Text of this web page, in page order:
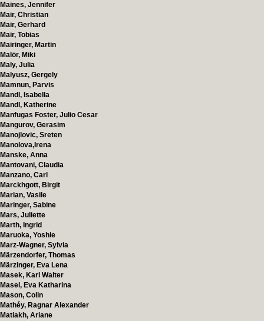
Maines, Jennifer
Mair, Christian
Mair, Gerhard
Mair, Tobias
Mairinger, Martin
Malör, Miki
Maly, Julia
Malyusz, Gergely
Mamnun, Parvis
Mandl, Isabella
Mandl, Katherine
Manfugas Foster, Julio Cesar
Mangurov, Gerasim
Manojlovic, Sreten
Manolova,Irena
Manske, Anna
Mantovani, Claudia
Manzano, Carl
Marckhgott, Birgit
Marian, Vasile
Maringer, Sabine
Mars, Juliette
Marth, Ingrid
Maruoka, Yoshie
Marz-Wagner, Sylvia
Märzendorfer, Thomas
Märzinger, Eva Lena
Masek, Karl Walter
Masel, Eva Katharina
Mason, Colin
Mathéy, Ragnar Alexander
Matiakh, Ariane